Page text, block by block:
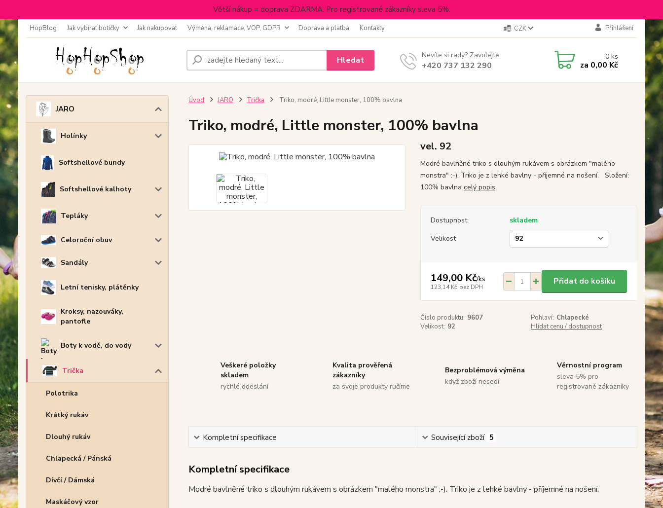
Větší nákup = doprava ZDARMA. Pro registrované zákazníky sleva 5%.
HopBlog Jak vybírat botičky Jak nakupovat Výměna, reklamace, VOP, GDPR Doprava a platba Kontakty CZK Přihlášení
Hledat Nevíte si rady? Zavolejte.
+420 737 132 290
0ks
za 0,00 Kč
JARO
Holínky
Softshellové bundy
Softshellové kalhoty
Tepláky
Celoroční obuv
Sandály
Letní tenisky, plátěnky
Kroksy, nazouváky,
pantofle
Boty k vodě, do vody
Trička
Polotrika
Krátký rukáv
Dlouhý rukáv
Chlapecká / Pánská
Dívčí / Dámská
Maskáčový vzor
Úvod JARO Trička Triko, modré, Little monster, 100% bavlna
Triko, modré, Little monster, 100% bavlna
vel. 92
Modré bavlněné triko s dlouhým rukávem s obrázkem "malého
monstra" :-). Triko je z lehké bavlny - příjemné na nošení. Složení:
100% bavlna celý popis
Dostupnost
skladem
Velikost
149,00 Kč/ks
123,14 Kč bez DPH
Přidat do košíku
Číslo produktu: 9607 Pohlaví: Chlapecké
Velikost: 92 Hlídat cenu / dostupnost
Veškeré položky
skladem
rychlé odeslání
Kvalita prověřená
zákazníky
za svoje produkty ručíme
Bezproblémová výměna
když zboží nesedí
Věrnostní program
sleva 5% pro
registrované zákazníky
Kompletní specifikace Související zboží 5
Kompletní specifikace
Modré bavlněné triko s dlouhým rukávem s obrázkem "malého monstra" :-). Triko je z lehké bavlny - příjemné na nošení.